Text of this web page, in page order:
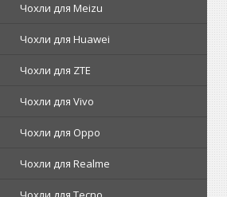
Чохли для Meizu
Чохли для Huawei
Чохли для ZTE
Чохли для Vivo
Чохли для Oppo
Чохли для Realme